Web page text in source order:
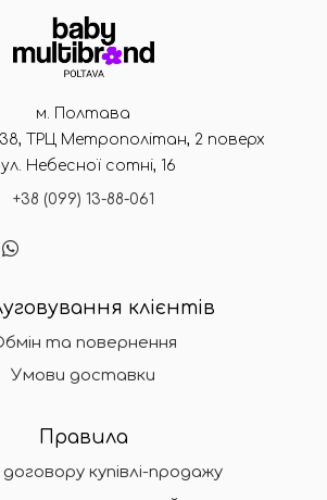
м. Полтава
38, ТРЦ Метрополітан, 2 поверх
Небесної сотні, 16
+38 (099) 13-88-061
клієнтів
та повернення
Умови доставки
Правила
купівлі-продажу